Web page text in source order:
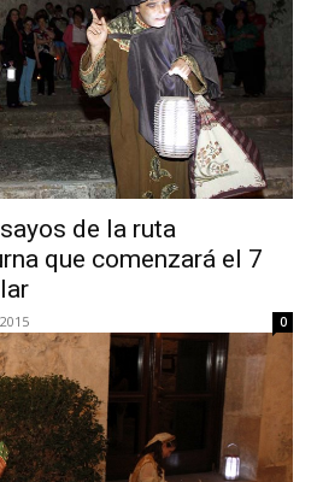
de la ruta
que comenzará el 7
0